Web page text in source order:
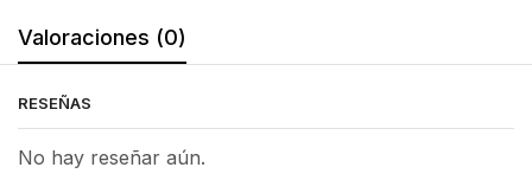
Valoraciones (0)
RESEÑAS
No hay reseñar aún.